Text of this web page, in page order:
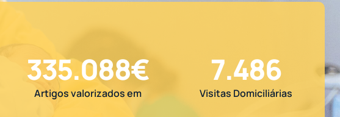
Artigos valorizados em
335.088€
Visitas Domiciliárias
7.486